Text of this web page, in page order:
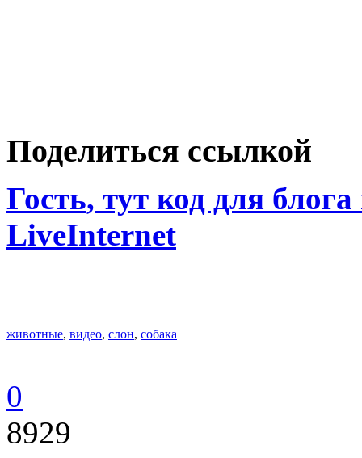
Поделиться ссылкой
Гость, тут код для
LiveInternet
животные, видео, слон, собака
0
8929